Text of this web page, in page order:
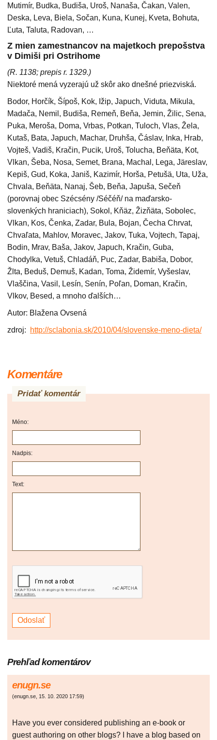
Mutimír, Budka, Budiša, Uroš, Nanaša, Čakan, Valen,
Deska, Leva, Biela, Sočan, Kuna, Kunej, Kveta, Bohuta,
Ľuta, Taluta, Radovan, …
Z mien zamestnancov na majetkoch prepošstva
v Dimiši pri Ostrihome
(R. 1138; prepis r. 1329.)
Niektoré mená vyzerajú už skôr ako dnešné priezviská.
Bodor, Horčík, Šípoš, Kok, Ižip, Japuch, Viduta, Mikula,
Madača, Nemil, Budiša, Remeň, Beňa, Jemin, Žilic, Sena,
Puka, Meroša, Doma, Vrbas, Potkan, Tuloch, Vlas, Žela,
Kutaš, Bata, Japuch, Machar, Druhša, Čáslav, Inka, Hrab,
Vojteš, Vadiš, Kračin, Pucik, Uroš, Tolucha, Beňäta, Kot,
Vlkan, Šeba, Nosa, Semet, Brana, Machal, Lega, Järeslav,
Kepiš, Gud, Koka, Janiš, Kazimír, Horša, Petušä, Uta, Uža,
Chvala, Beňäta, Nanaj, Šeb, Beňa, Japuša, Sečeň
(porovnaj obec Szécsény /Séčéň/ na maďarsko-
slovenkých hraniciach), Sokol, Kňäz, Žizňäta, Sobolec,
Vlkan, Kos, Čenka, Zadar, Bula, Bojan, Čecha Chrvat,
Chvaľata, Mahlov, Moravec, Jakov, Tuka, Vojtech, Tapaj,
Bodin, Mrav, Baša, Jakov, Japuch, Kračin, Guba,
Chodylka, Vetuš, Chladáň, Puc, Zadar, Babiša, Dobor,
Žlta, Beduš, Demuš, Kadan, Toma, Židemír, Vyšeslav,
Vlaščina, Vasil, Lesín, Senín, Poľan, Doman, Kračin,
Vlkov, Besed, a mnoho ďalších…
Autor: Blažena Ovsená
zdroj: http://sclabonia.sk/2010/04/slovenske-meno-dieta/
Komentáre
Pridať komentár
Méno:
Nadpis:
Text:
Prehľad komentárov
enugn.se
(enugn.se, 15. 10. 2020 17:59)
Have you ever considered publishing an e-book or
guest authoring on other blogs? I have a blog based on